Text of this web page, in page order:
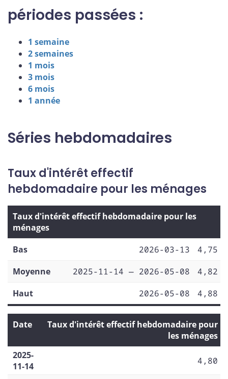
périodes passées :
1 semaine
2 semaines
1 mois
3 mois
6 mois
1 année
Séries hebdomadaires
Taux d'intérêt effectif
hebdomadaire pour les ménages
Taux d'intérêt effectif hebdomadaire pour les
ménages
Bas
2026-03-13
4,75
Moyenne
2025-11-14 — 2026-05-08
4,82
Haut
2026-05-08 4,88
Date
Taux d'intérêt effectif hebdomadaire pour
les ménages
2025-
11-14
4,80